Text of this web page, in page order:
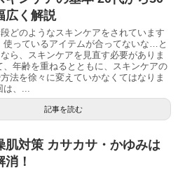
広く解説
どのようなスキンケアをされています
使っているアイテムが合ってないな…と
ら、スキンケアを見直す必要がありま
、年齢を重ねるとともに、スキンケアの
法を徐々に変えていかなくてはなりま
は、...
記事を読む
肌対策 カサカサ・かゆみは
消！